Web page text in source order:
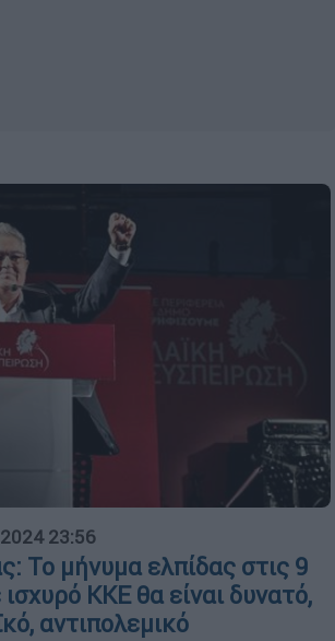
23:56
Το μήνυμα ελπίδας στις 9
ΚΚΕ θα είναι δυνατό,
αντιπολεμικό